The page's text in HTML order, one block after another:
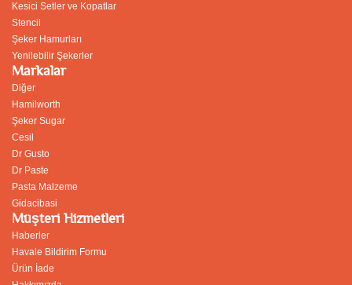
Kesici Setler ve Kopatlar
Stencil
Şeker Hamurları
Yenilebilir Şekerler
Markalar
Diğer
Hamilworth
Şeker Sugar
Cesil
Dr Gusto
Dr Paste
Pasta Malzeme
Gidacibasi
Müşteri Hizmetleri
Haberler
Havale Bildirim Formu
Ürün İade